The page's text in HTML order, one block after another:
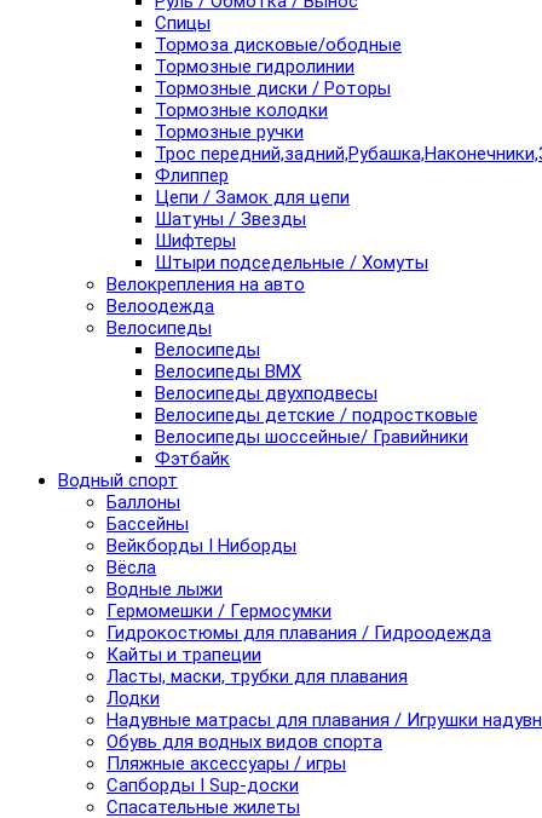
Спицы
Тормоза дисковые/ободные
Тормозные гидролинии
Тормозные диски / Роторы
Тормозные колодки
Тормозные ручки
Трос
Флиппер
Цепи / Замок для цепи
Шатуны / Звезды
Шифтеры
Штыри подседельные / Хомуты
Велокрепления на авто
Велоодежда
Велосипеды
Велосипеды
Велосипеды BMX
Велосипеды двухподвесы
Велосипеды детские / подростковые
Велосипеды шоссейные/ Гравийники
Фэтбайк
Водный спорт
Баллоны
Бассейны
Вейкборды I Ниборды
Вёсла
Водные лыжи
Гермомешки / Гермосумки
Гидрокостюмы для плавания / Гидроодежда
Кайты и трапеции
Ласты, маски, трубки для плавания
Лодки
Надувные матрасы для плавания / Игрушки
Обувь для водных видов спорта
Пляжные аксессуары / игры
Сапборды I Sup-доски
Спасательные жилеты